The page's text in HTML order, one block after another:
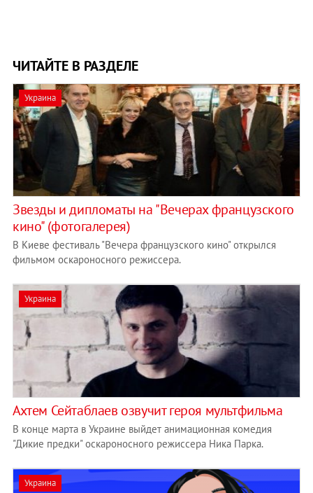
ЧИТАЙТЕ В РАЗДЕЛЕ
Украина
Звезды и дипломаты на "Вечерах французского
кино" (фотогалерея)
В Киеве фестиваль "Вечера французского кино" открылся
фильмом оскароносного режиссера.
Украина
Ахтем Сейтаблаев озвучит героя мультфильма
В конце марта в Украине выйдет анимационная комедия
"Дикие предки" оскароносного режиссера Ника Парка.
Украина